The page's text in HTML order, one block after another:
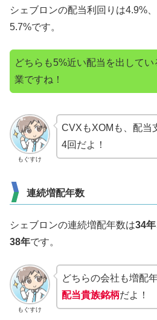
シェブロンの配当利回りは4.9%
5.7%です。
どちらも5%近い配当を出してい
業ですね！
もぐすけ
CVXもXOMも、配当
4回だよ！
連続増配年数
シェブロンの連続増配年数は34年
38年です。
もぐすけ
どちらの会社も増配
配当貴族銘柄だよ！